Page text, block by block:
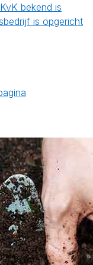
bekend is
is opgericht